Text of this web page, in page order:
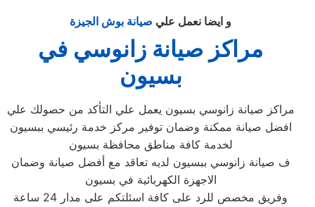
و ايضا نعمل علي صيانة بوش الجيزة
مراكز صيانة زانوسي في
بسيون
مراكز صيانة زانوسي بسيون يعمل علي التأكد من حصولك علي
افضل صيانة ممكنة وضمان توفير مركز خدمة رئيسي ببسيون
لخدمة كافة مناطق محافظة بسيون
ف صيانة زانوسي ببسيون لديه تعاقد مع أفضل صيانة وضمان
الاجهزة الكهربائية في بسيون
وفريق مخصص للرد على كافة اسئلتكم على مدار 24 ساعة